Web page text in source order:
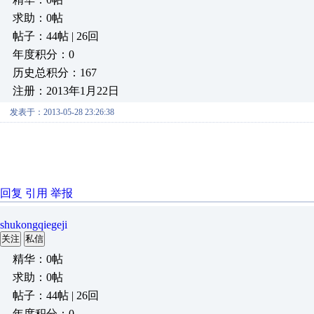
求助：0帖
帖子：44帖 | 26回
年度积分：0
历史总积分：167
注册：2013年1月22日
发表于：2013-05-28 23:26:38
回复 引用 举报
shukongqiegeji
关注 私信
精华：0帖
求助：0帖
帖子：44帖 | 26回